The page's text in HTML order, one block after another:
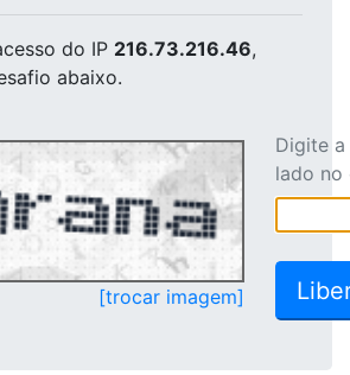
do IP 216.73.216.46,
abaixo.
[trocar imagem]
Digite
lado no